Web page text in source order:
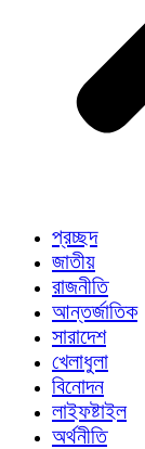
প্রচ্ছদ
জাতীয়
রাজনীতি
আন্তর্জাতিক
সারাদেশ
খেলাধুলা
বিনোদন
লাইফষ্টাইল
অর্থনীতি